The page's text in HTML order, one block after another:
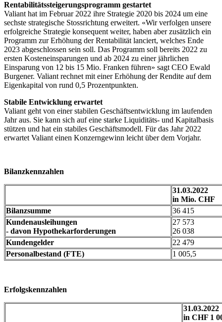
Rentabilitätssteigerungsprogramm gestartet
Valiant hat im Februar 2022 ihre Strategie 2020 bis 2024 um eine
sechste strategische Stossrichtung erweitert. «Wir verfolgen unsere
erfolgreiche Strategie konsequent weiter, haben aber zusätzlich ein
Programm zur Erhöhung der Rentabilität lanciert, welches Ende
2023 abgeschlossen sein soll. Das Programm soll bereits 2022 zu
ersten Kosteneinsparungen und ab 2024 zu einer jährlichen
Einsparung von 12 bis 15 Mio. Franken führen» sagt CEO Ewald
Burgener. Valiant rechnet mit einer Erhöhung der Rendite auf dem
Eigenkapital von rund 0,5 Prozentpunkten.
Stabile Entwicklung erwartet
Valiant geht von einer stabilen Geschäftsentwicklung im laufenden
Jahr aus. Sie kann sich auf eine starke Liquiditäts- und Kapitalbasis
stützen und hat ein stabiles Geschäftsmodell. Für das Jahr 2022
erwartet Valiant einen Konzerngewinn leicht über dem Vorjahr.
Bilanzkennzahlen
31.03.2022
in Mio. CHF
Bilanzsumme
36 415
Kundenausleihungen
- davon Hypothekarforderungen
27 573
26 038
Kundengelder
22 479
Personalbestand (FTE)
1 005,5
Erfolgskennzahlen
31.03.2022
in CHF 1